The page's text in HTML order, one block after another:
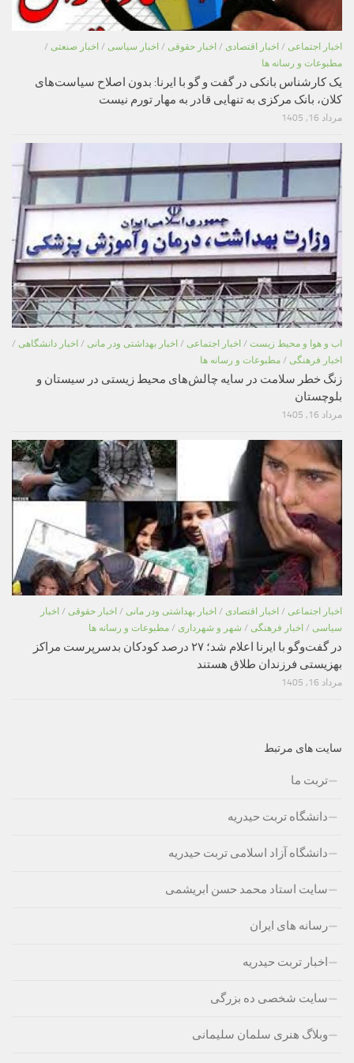
اخبار اجتماعی / اخبار اقتصادی / اخبار حقوقی / اخبار سیاسی / اخبار صنعتی /
مطبوعات و رسانه ها
یک کارشناس بانکی در گفت و گو با ایرنا: بدون اصلاح سیاست‌های
کلان، بانک مرکزی به تنهایی قادر به مهار تورم نیست
مرداد 16, 1405
اب و هوا و محیط زیست / اخبار اجتماعی / اخبار بهداشتی ودر مانی / اخبار دانشگاهی /
اخبار فرهنگی / مطبوعات و رسانه ها
زنگ خطر سلامت در سایه چالش‌های محیط زیستی در سیستان و
بلوچستان
مرداد 16, 1405
اخبار اجتماعی / اخبار اقتصادی / اخبار بهداشتی ودر مانی / اخبار حقوقی / اخبار
سیاسی / اخبار فرهنگی / شهر و شهرداری / مطبوعات و رسانه ها
در گفت‌وگو با ایرنا اعلام شد؛ ۲۷ درصد کودکان بدسرپرست مراکز
بهزیستی فرزندان طلاق هستند
مرداد 16, 1405
سایت های مرتبط
تربت ما
دانشگاه تربت حیدریه
دانشگاه آزاد اسلامی تربت حیدریه
سایت استاد محمد حسن ابریشمی
رسانه های ایران
اخبار تربت حیدریه
سایت شخصی ده بزرگی
وبلاگ هنری سلمان سلیمانی